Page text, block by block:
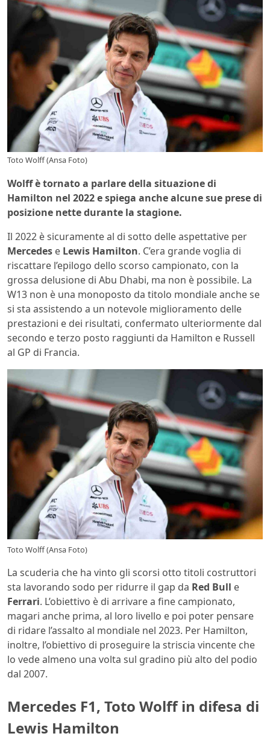
Toto Wolff (Ansa Foto)
Wolff è tornato a parlare della situazione di
Hamilton nel 2022 e spiega anche alcune sue prese di
posizione nette durante la stagione.
Il 2022 è sicuramente al di sotto delle aspettative per
Mercedes e Lewis Hamilton. C’era grande voglia di
riscattare l’epilogo dello scorso campionato, con la
grossa delusione di Abu Dhabi, ma non è possibile. La
W13 non è una monoposto da titolo mondiale anche se
si sta assistendo a un notevole miglioramento delle
prestazioni e dei risultati, confermato ulteriormente dal
secondo e terzo posto raggiunti da Hamilton e Russell
al GP di Francia.
Toto Wolff (Ansa Foto)
La scuderia che ha vinto gli scorsi otto titoli costruttori
sta lavorando sodo per ridurre il gap da Red Bull e
Ferrari. L’obiettivo è di arrivare a fine campionato,
magari anche prima, al loro livello e poi poter pensare
di ridare l’assalto al mondiale nel 2023. Per Hamilton,
inoltre, l’obiettivo di proseguire la striscia vincente che
lo vede almeno una volta sul gradino più alto del podio
dal 2007.
Mercedes F1, Toto Wolff in difesa di
Lewis Hamilton